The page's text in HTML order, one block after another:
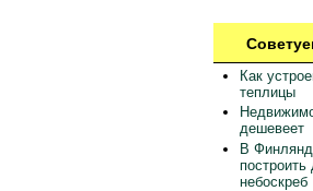
Как
теплицы
дешевеет
В
небоскреб